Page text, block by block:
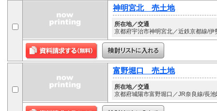
神明宮北 売土地
所在地／交通
京都府宇治市神明宮北／近鉄京都線/伊
富野堀口 売土地
所在地／交通
京都府城陽市富野堀口／JR奈良線/長